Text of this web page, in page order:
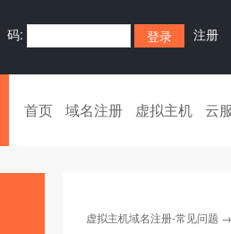
: 注册
首页 域名注册 虚拟主机 云
虚拟主机域名注册-常见问题